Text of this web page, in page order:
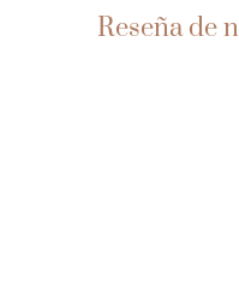
Reseña de